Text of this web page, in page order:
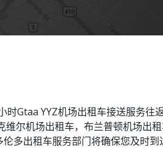
Gtaa YYZ机场出租车接送服务往
尔机场出租车，布兰普顿机场出
多出租车服务部门将确保您及时到